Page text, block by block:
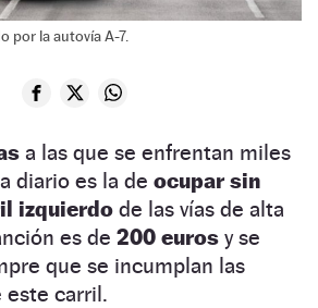
por la autovía A-7.
a las que se enfrentan miles
diario es la de ocupar sin
izquierdo de las vías de alta
es de 200 euros y se
que se incumplan las
este carril.